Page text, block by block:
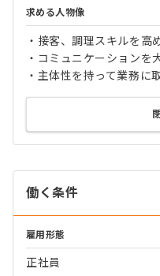
求める人物像
・接客、調理スキルを高
・コミュニケーションを
・主体性を持って業務に
働く条件
雇用形態
正社員